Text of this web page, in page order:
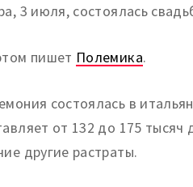
3 июля, состоялась
пишет Полемика.
состоялась в
от 132 до 175 тысяч
другие растраты.